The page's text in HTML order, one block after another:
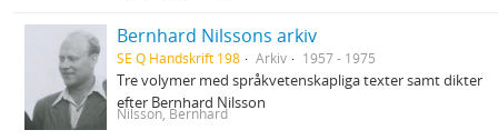
Bernhard Nilssons arkiv
SE Q Handskrift 198 Arkiv 1957 - 1975
Tre volymer med språkvetenskapliga texter samt dikter
efter Bernhard Nilsson
Nilsson, Bernhard